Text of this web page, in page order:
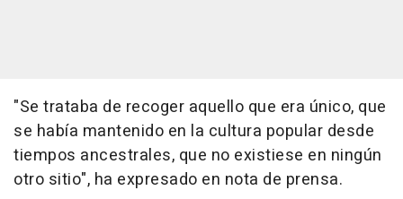
"Se trataba de recoger aquello que era único, que
se había mantenido en la cultura popular desde
tiempos ancestrales, que no existiese en ningún
otro sitio", ha expresado en nota de prensa.